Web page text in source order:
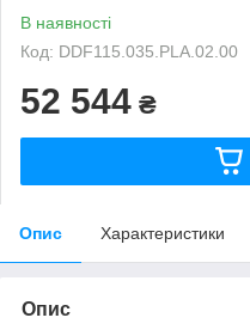
В наявності
Код: DDF115.035.PLA.02.00
52 544 ₴
Опис Характеристики
Опис